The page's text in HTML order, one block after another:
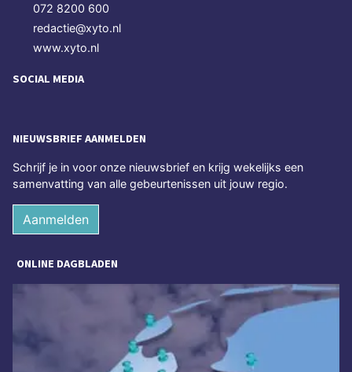
072 8200 600
redactie@xyto.nl
www.xyto.nl
SOCIAL MEDIA
NIEUWSBRIEF AANMELDEN
Schrijf je in voor onze nieuwsbrief en krijg wekelijks een
samenvatting van alle gebeurtenissen uit jouw regio.
Aanmelden
ONLINE DAGBLADEN